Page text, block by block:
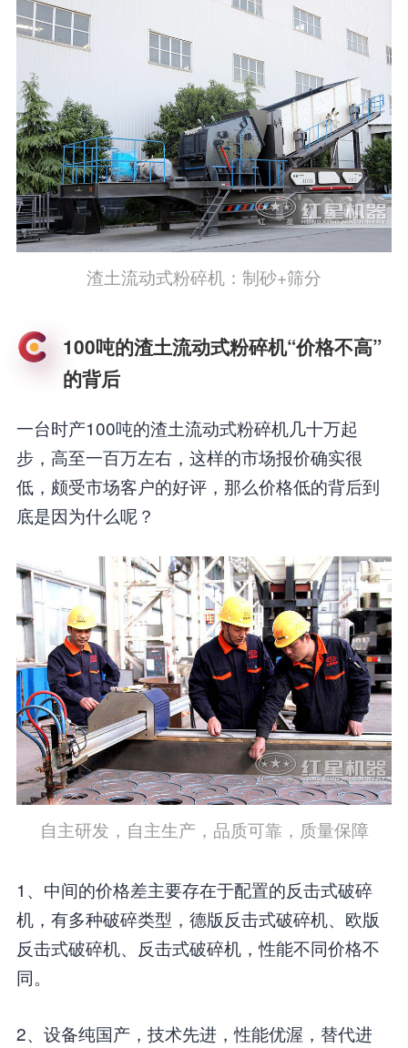
渣土流动式粉碎机：制砂+筛分
100吨的渣土流动式粉碎机“价格不高”
的背后
一台时产100吨的渣土流动式粉碎机几十万起
步，高至一百万左右，这样的市场报价确实很
低，颇受市场客户的好评，那么价格低的背后到
底是因为什么呢？
自主研发，自主生产，品质可靠，质量保障
1、中间的价格差主要存在于配置的反击式破碎
机，有多种破碎类型，德版反击式破碎机、欧版
反击式破碎机、反击式破碎机，性能不同价格不
同。
2、设备纯国产，技术先进，性能优渥，替代进